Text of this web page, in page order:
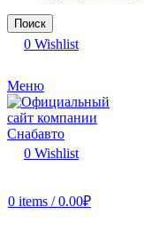
Поиск
0 Wishlist
Меню
0 Wishlist
0 items / 0.00₽